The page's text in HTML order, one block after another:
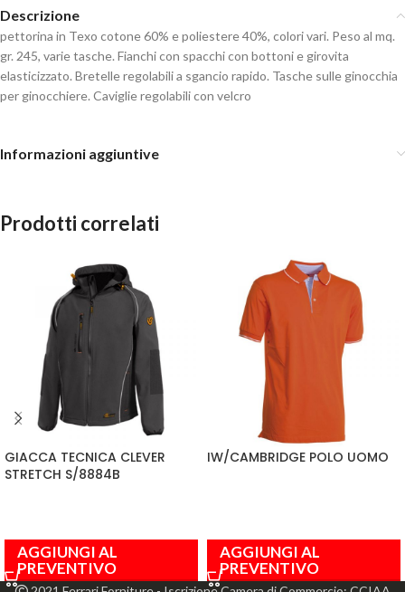
Descrizione
pettorina in Texo cotone 60% e poliestere 40%, colori vari. Peso al mq.
gr. 245, varie tasche. Fianchi con spacchi con bottoni e girovita
elasticizzato. Bretelle regolabili a sgancio rapido. Tasche sulle ginocchia
per ginocchiere. Caviglie regolabili con velcro
Informazioni aggiuntive
Prodotti correlati
GIACCA TECNICA CLEVER
STRETCH S/8884B
AGGIUNGI AL
PREVENTIVO
IW/CAMBRIDGE POLO UOMO
AGGIUNGI AL
PREVENTIVO